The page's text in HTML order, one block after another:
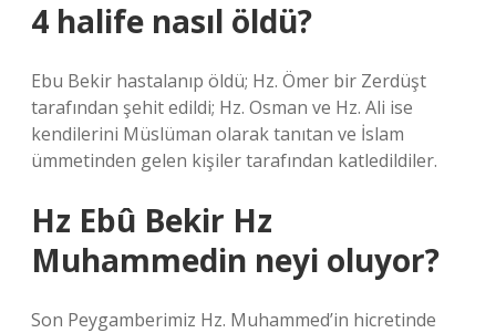
4 halife nasıl öldü?
Ebu Bekir hastalanıp öldü; Hz. Ömer bir Zerdüşt
tarafından şehit edildi; Hz. Osman ve Hz. Ali ise
kendilerini Müslüman olarak tanıtan ve İslam
ümmetinden gelen kişiler tarafından katledildiler.
Hz Ebû Bekir Hz
Muhammedin neyi oluyor?
Son Peygamberimiz Hz. Muhammed’in hicretinde